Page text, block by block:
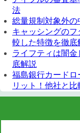
法
総量規制対象外の
キャッシングの
較した特徴を徹底
ライフティは闇
底解説
福島銀行カードロ
リット！他社と